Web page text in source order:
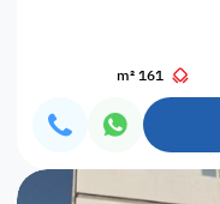
161 m²